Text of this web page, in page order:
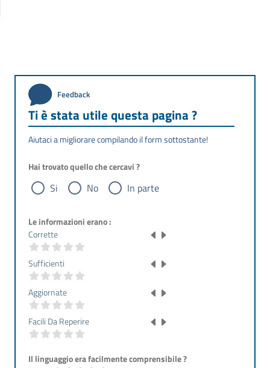
Feedback
Ti è stata utile questa pagina ?
Aiutaci a migliorare compilando il form sottostante!
Hai trovato quello che cercavi ?
Si No In parte
Le informazioni erano :
Corrette
Sufficienti
Aggiornate
Facili Da Reperire
Il linguaggio era facilmente comprensibile ?